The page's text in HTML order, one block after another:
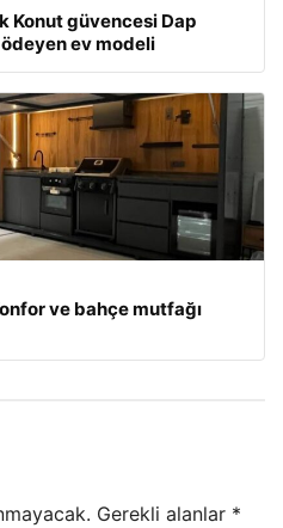
Konut güvencesi Dap
ev modeli
ve bahçe mutfağı
Gerekli alanlar *